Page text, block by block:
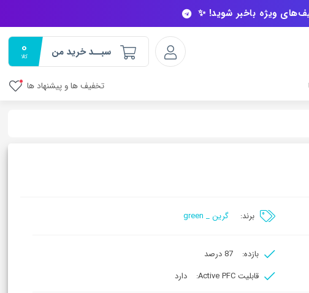
ویژه باخبر شوید! ✨
سبــد خرید من 0
کالا
تخفیف ها و پیشنهاد ها
برند: گرین _ green
بازده:
87 درصد
قابلیت Active PFC: دارد